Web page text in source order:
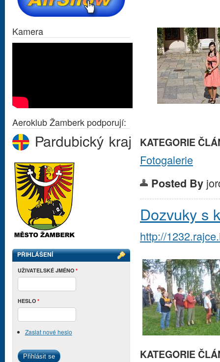
KATEGORIE
Fotogalerie
Posted By
Dozvuky s
http://
KATEGORIE
Kamera
Aeroklub Žamberk podporují:
PŘIHLÁŠENÍ
UŽIVATELSKÉ JMÉNO *
HESLO *
Zaslat nové heslo